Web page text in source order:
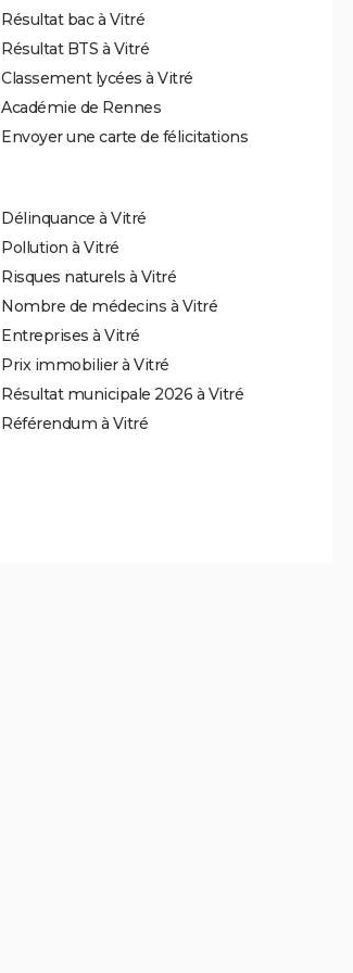
Résultat bac à Vitré
Résultat BTS à Vitré
Classement lycées à Vitré
Académie de Rennes
Envoyer une carte de félicitations
Délinquance à Vitré
Pollution à Vitré
Risques naturels à Vitré
Nombre de médecins à Vitré
Entreprises à Vitré
Prix immobilier à Vitré
Résultat municipale 2026 à Vitré
Référendum à Vitré